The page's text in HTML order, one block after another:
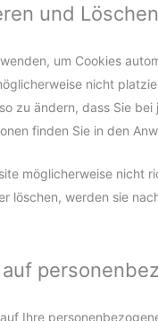
und
um Cookies
nicht
zu ändern, dass Sie
finden Sie in den
möglicherweise nicht
löschen, werden sie
Ihre